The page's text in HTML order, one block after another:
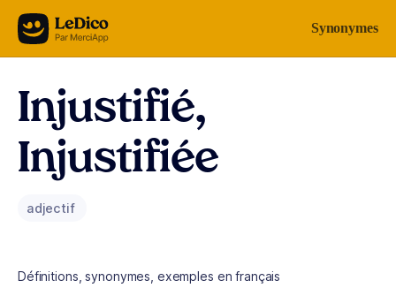
Aller au contenu Synonymes
Injustifié,
Injustifiée
adjectif
Définitions, synonymes, exemples en français